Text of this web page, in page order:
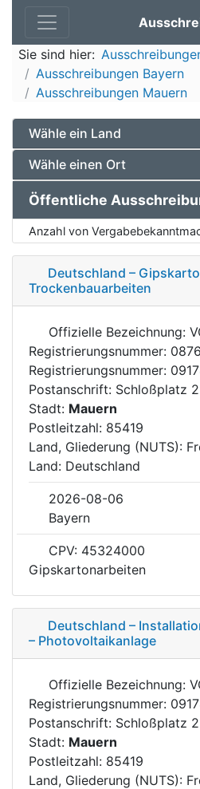
Sie sind hier:
Ausschreibungen Bayern
Ausschreibungen Mauern
Wähle ein Land
Wähle einen Ort
Öffentliche
Anzahl von
Deutschland –
Trockenbauarbeiten
Offizielle Bezeichnung:
Registrierungsnummer:
Registrierungsnummer:
Postanschrift: Schloßplatz 2
Stadt: Mauern
Postleitzahl: 85419
Land, Gliederung (NUTS):
Land: Deutschland
2026-08-06
Bayern
CPV: 45324000
Gipskartonarbeiten
Deutschland –
– Photovoltaikanlage
Offizielle Bezeichnung:
Registrierungsnummer:
Postanschrift: Schloßplatz 2
Stadt: Mauern
Postleitzahl: 85419
Land, Gliederung (NUTS):